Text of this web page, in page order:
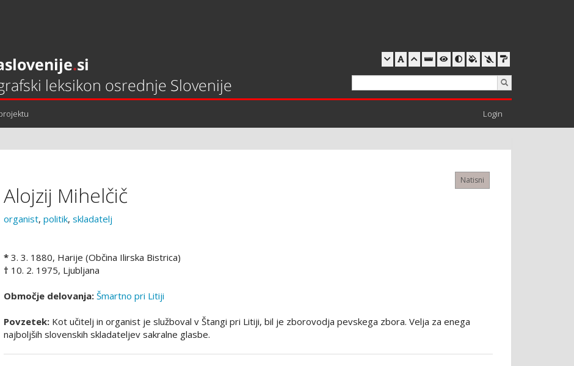
Login
Natisni
Alojzij Mihelčič
organist, politik, skladatelj
* 3. 3. 1880, Harije (Občina Ilirska Bistrica)
† 10. 2. 1975, Ljubljana
Območje delovanja: Šmartno pri Litiji
Povzetek: Kot učitelj in organist je služboval v Štangi pri Litiji, bil je zborovodja pevskega zbora. Velja za enega
najboljših slovenskih skladateljev sakralne glasbe.